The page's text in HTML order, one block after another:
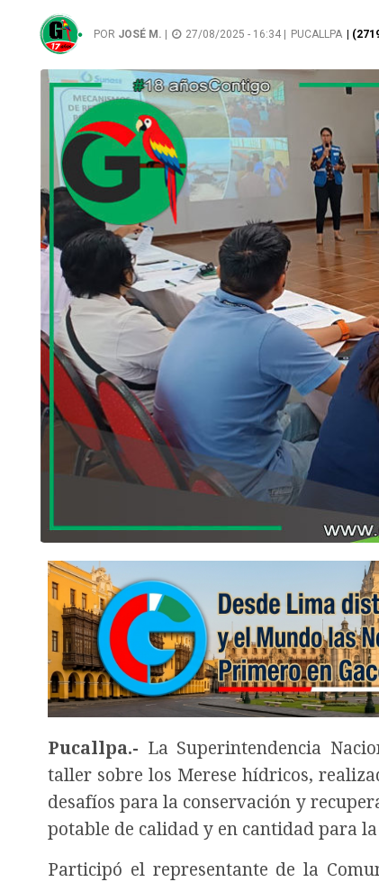
POR JOSÉ M. 27/08/2025 - 16:34 | PUCALLPA |
Pucallpa.- La Superintendencia
taller sobre los Merese hídricos,
desafíos para la conservación y
potable de calidad y en cantidad para
Participó el representante de la